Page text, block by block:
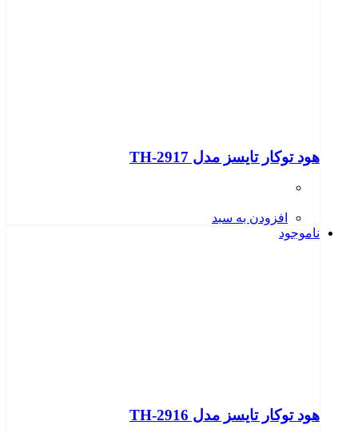
هود توکار تایسز مدل TH-2917
افزودن به سبد
ناموجود
هود توکار تایسز مدل TH-2916